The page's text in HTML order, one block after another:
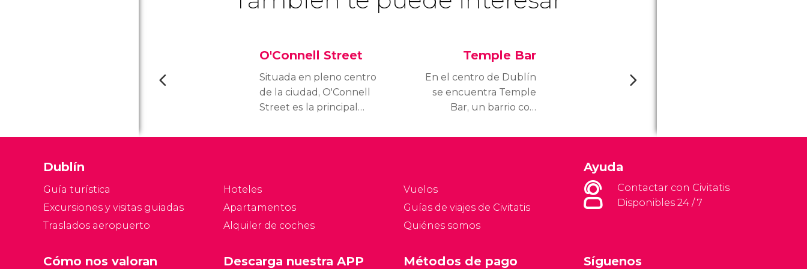
O'Connell Street
Situada en pleno centro
de la ciudad, O'Connell
Street es la principal
calle comienza sobre el
Street.
Temple Bar
En el centro de Dublín
se encuentra Temple
Bar, un barrio con
encanto. Este distrito
típicos pubs irlandeses.
Dublín
Guía turística
Excursiones y visitas guiadas
Traslados aeropuerto
Hoteles
Apartamentos
Alquiler de coches
Vuelos
Guías de viajes de Civitatis
Quiénes somos
Ayuda
Contactar con Civitatis
Disponibles 24 / 7
Cómo nos valoran Síguenos
Descarga nuestra APP Métodos de pago